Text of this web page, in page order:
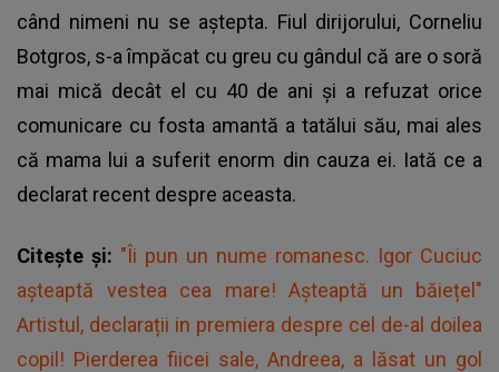
când nimeni nu se aștepta. Fiul dirijorului, Corneliu
Botgros, s-a împăcat cu greu cu gândul că are o soră
mai mică decât el cu 40 de ani și a refuzat orice
comunicare cu fosta amantă a tatălui său, mai ales
că mama lui a suferit enorm din cauza ei. Iată ce a
declarat recent despre aceasta.
Citește și: "Îi pun un nume romanesc. Igor Cuciuc
așteaptă vestea cea mare! Așteaptă un băiețel"
Artistul, declarații in premiera despre cel de-al doilea
copil! Pierderea fiicei sale, Andreea, a lăsat un gol